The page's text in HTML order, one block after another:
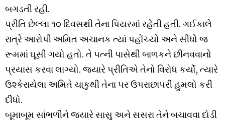
બગડતી રહી.
પ્રીતિ છેલ્લા ૧૦ દિવસથી તેના પિયરમાં રહેતી હતી. ગઈકાલે
રાત્રે આરોપી અમિત અચાનક ત્યાં પહોંચ્યો અને સીધો જ
રૂમમાં ઘૂસી ગયો હતો. તે પત્ની પાસેથી બાળકને છીનવવાનો
પ્રયાસ કરવા લાગ્યો. જ્યારે પ્રીતિએ તેનો વિરોધ કર્યો, ત્યારે
ઉશ્કેરાયેલા અમિતે ચાકુથી તેના પર ઉપરાછાપરી હુમલો કરી
દીધો.
બૂમાબૂમ સાંભળીને જ્યારે સાસુ અને સસરા તેને બચાવવા દોડી